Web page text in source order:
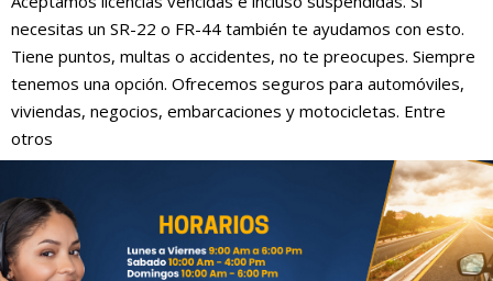
necesitas un SR-22 o FR-44 también te ayudamos con esto.
Tiene puntos, multas o accidentes, no te preocupes. Siempre
tenemos una opción. Ofrecemos seguros para automóviles,
viviendas, negocios, embarcaciones y motocicletas. Entre
otros